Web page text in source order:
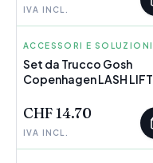
IVA INCL.
GOSH COPENHAGEN
POCHI PEZZI
Set da Trucco Gosh
Copenhagen LASH LIFT
CHF 14.70
IVA INCL.